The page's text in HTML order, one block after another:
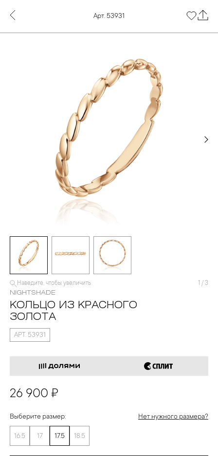
Арт. 53931
Наведите, чтобы увеличить 1 / 3
NIGHTSHADE
КОЛЬЦО ИЗ КРАСНОГО
ЗОЛОТА
АРТ. 53931
26 900 ₽
Выберите размер: Нет нужного размера?
16.5 17 17.5 18.5